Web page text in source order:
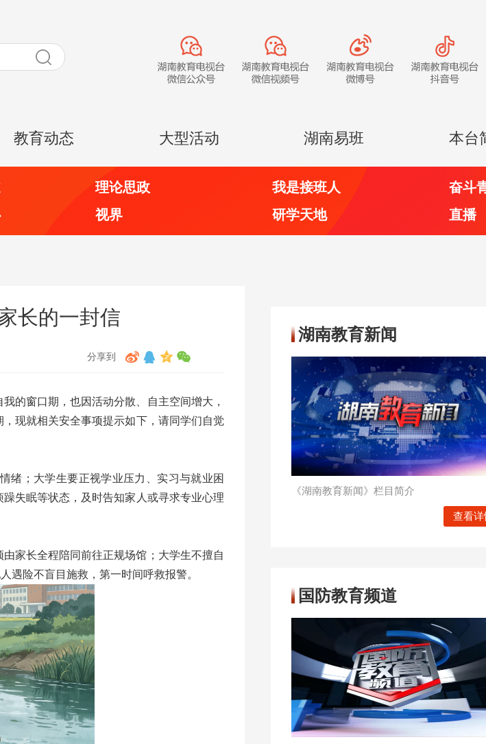
教育动态 大型活动 湖南易班 本台
理论思政 我是接班人
奋斗
视界 研学天地 直播
长的一封信
分享到
的窗口期，也因活动分散、自主空间增大，
现就相关安全事项提示如下，请同学们自觉
绪；大学生要正视学业压力、实习与就业困
失眠等状态，及时告知家人或寻求专业心理
家长全程陪同前往正规场馆；大学生不擅自
遇险不盲目施救，第一时间呼救报警。
湖南教育新闻
《湖南教育新闻》栏目简介
查看详
国防教育频道